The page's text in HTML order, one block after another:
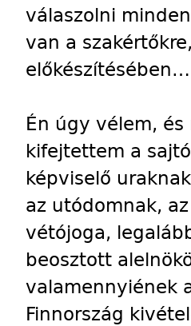
válaszolni
van a
előkészítésében…
Én úgy vélem,
kifejtettem a
képviselő
az utódomnak,
vétójoga,
beosztott
valamennyiének
Finnország